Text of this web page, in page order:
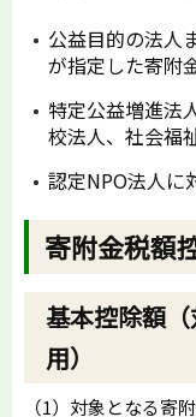
公益目的の法人
が指定した寄附
特定公益増進法
校法人、社会福
認定NPO法人に
寄附金税額
基本控除額
用）
（1）対象となる寄